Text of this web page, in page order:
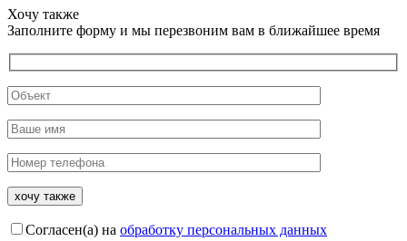
Хочу также
Заполните форму и мы перезвоним вам в ближайшее время
Согласен(а) на обработку персональных данных